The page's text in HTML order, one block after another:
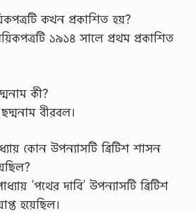
কখন প্রকাশিত হয়?
১৯১৪ সালে প্রথম প্রকাশিত
কী?
বীরবল।
কোন উপন্যাসটি ব্রিটিশ শাসন
’পথের দাবি’ উপন্যাসটি ব্রিটিশ
হয়েছিল।